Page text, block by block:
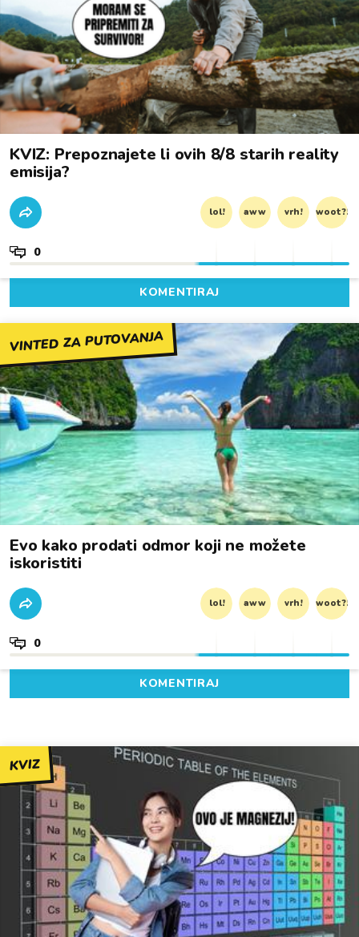
KVIZ: Prepoznajete li ovih 8/8 starih reality
emisija?
lol! aww vrh! woot?!
0
KOMENTIRAJ
VINTED ZA PUTOVANJA
Evo kako prodati odmor koji ne možete
iskoristiti
lol! aww vrh! woot?!
0
KOMENTIRAJ
KVIZ